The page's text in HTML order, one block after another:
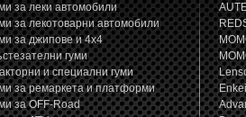
за леки автомобили
за лекотоварни автомобили
за джипове и 4x4
гуми
и специални гуми
за ремаркета и платформи
за OFF-Road
Enkei